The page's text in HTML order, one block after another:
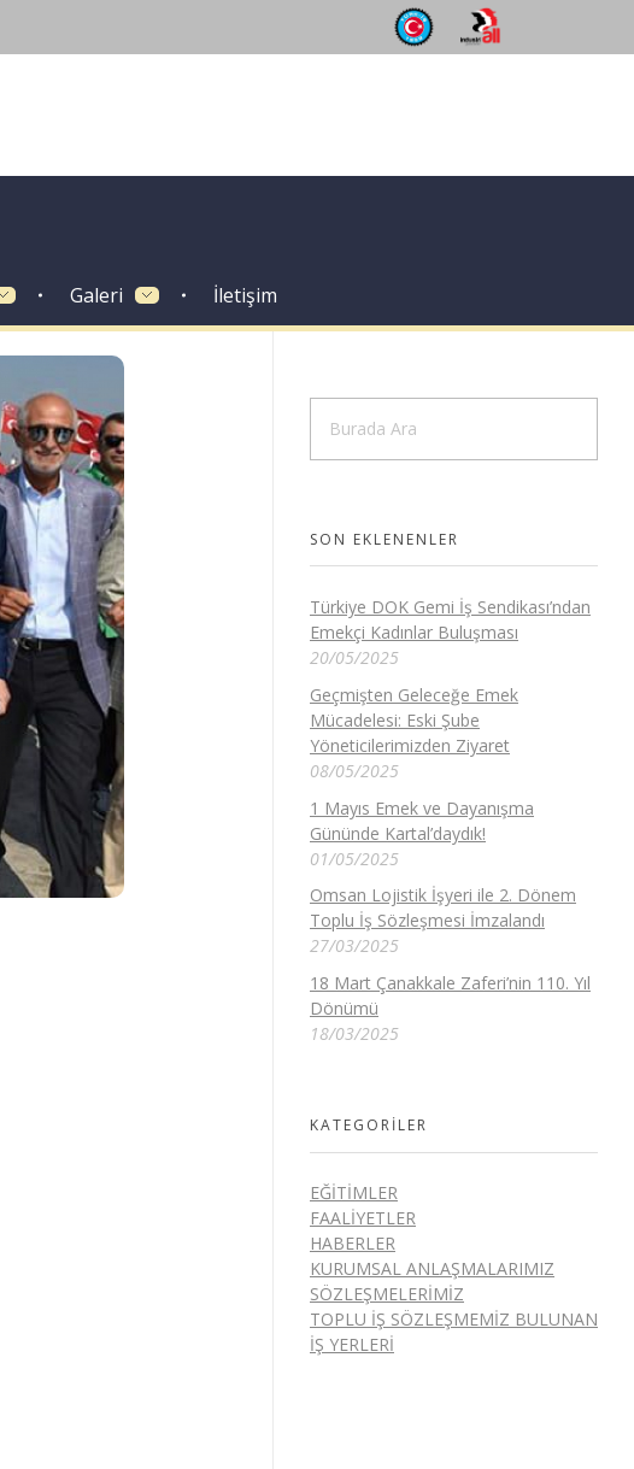
Galeri İletişim
SON EKLENENLER
Türkiye DOK Gemi İş Sendikası’ndan
Emekçi Kadınlar Buluşması
20/05/2025
Geçmişten Geleceğe Emek
Mücadelesi: Eski Şube
Yöneticilerimizden Ziyaret
08/05/2025
1 Mayıs Emek ve Dayanışma
Gününde Kartal’daydık!
01/05/2025
Omsan Lojistik İşyeri ile 2. Dönem
Toplu İş Sözleşmesi İmzalandı
27/03/2025
18 Mart Çanakkale Zaferi’nin 110. Yıl
Dönümü
18/03/2025
KATEGORILER
EĞITIMLER
FAALIYETLER
HABERLER
KURUMSAL ANLAŞMALARIMIZ
SÖZLEŞMELERIMIZ
TOPLU İŞ SÖZLEŞMEMIZ BULUNAN
İŞ YERLERI